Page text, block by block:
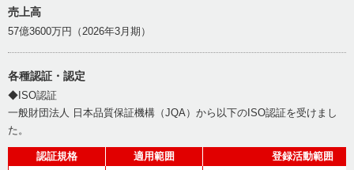
売上高
57億3600万円（2026年3月期）
各種認証・認定
◆ISO認証
一般財団法人 日本品質保証機構（JQA）から以下のISO認証を受けまし
た。
認証規格 適用範囲
登録活動範囲